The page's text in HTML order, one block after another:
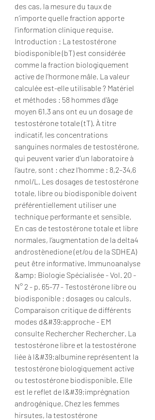
des cas, la mesure du taux de
n’importe quelle fraction apporte
l’information clinique requise.
Introduction : La testostérone
biodisponible (bT) est considérée
comme la fraction biologiquement
active de l’hormone mâle. La valeur
calculée est-elle utilisable ? Matériel
et méthodes : 58 hommes d’âge
moyen 61,3 ans ont eu un dosage de
testostérone totale (tT). À titre
indicatif, les concentrations
sanguines normales de testostérone,
qui peuvent varier d’un laboratoire à
l’autre, sont : chez l’homme : 8,2–34,6
nmol/L. Les dosages de testostérone
totale, libre ou biodisponible doivent
préférentiellement utiliser une
technique performante et sensible.
En cas de testostérone totale et libre
normales, l’augmentation de la delta4
androstènedione (et/ou de la SDHEA)
peut être informative. Immunoanalyse
&amp; Biologie Spécialisée - Vol. 20 -
N° 2 - p. 65-77 - Testostérone libre ou
biodisponible : dosages ou calculs.
Comparaison critique de différents
modes d&#39;approche - EM
consulte Rechercher Rechercher. La
testostérone libre et la testostérone
liée à l&#39;albumine représentent la
testostérone biologiquement active
ou testostérone biodisponible. Elle
est le reflet de l&#39;imprégnation
androgénique. Chez les femmes
hirsutes, la testostérone